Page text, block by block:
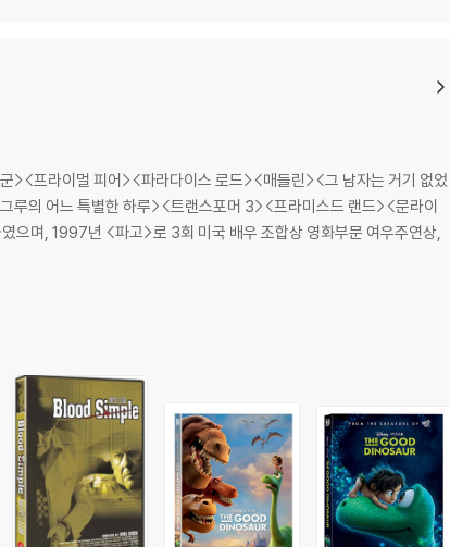
프라이멀 피어><파라다이스 로드><매들린><그 남자는 거기 없었
루의 어느 특별한 하루><트랜스포머 3><프라미스드 랜드><문라이
며, 1997년 <파고>로 3회 미국 배우 조합상 영화부문 여우주연상,